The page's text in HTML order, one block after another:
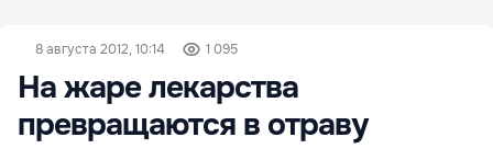
8 августа 2012, 10:14 1 095
На жаре лекарства
превращаются в отраву